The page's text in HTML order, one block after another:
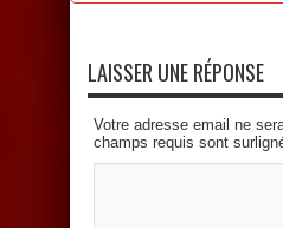
LAISSER UNE RÉPONSE
Votre adresse email ne
champs requis sont